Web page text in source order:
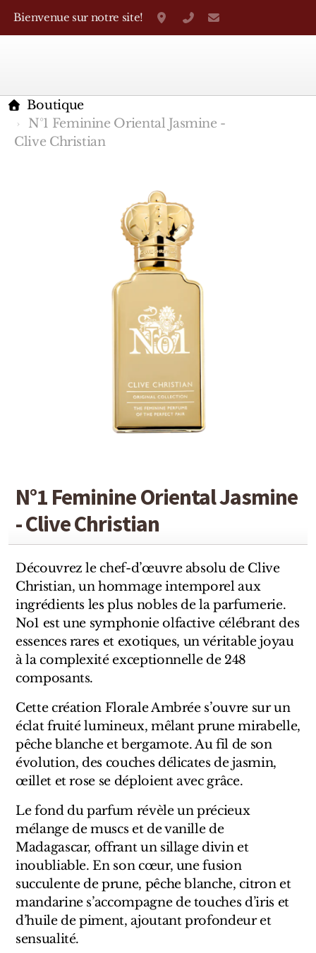
Bienvenue sur notre site! Grand-Rue 38, Genève
+41 22 310 38 75
Boutique
N°1 Feminine Oriental Jasmine -
Clive Christian
N°1 Feminine Oriental Jasmine
- Clive Christian
Découvrez le chef-d’œuvre absolu de Clive
Christian, un hommage intemporel aux
ingrédients les plus nobles de la parfumerie.
No1 est une symphonie olfactive célébrant des
essences rares et exotiques, un véritable joyau
à la complexité exceptionnelle de 248
composants.
Cette création Florale Ambrée s’ouvre sur un
éclat fruité lumineux, mêlant prune mirabelle,
pêche blanche et bergamote. Au fil de son
évolution, des couches délicates de jasmin,
œillet et rose se déploient avec grâce.
Le fond du parfum révèle un précieux
mélange de muscs et de vanille de
Madagascar, offrant un sillage divin et
inoubliable. En son cœur, une fusion
succulente de prune, pêche blanche, citron et
mandarine s’accompagne de touches d’iris et
d’huile de piment, ajoutant profondeur et
sensualité.
Stéphane Humbert Lucas
Perris Monte-carlo
Robert Piguet
Sensatio
Trudon
Eau D'Italie
Santa Maria Novella
Marques Suisses
Créateur Olfactif Genève
Pernoire
Sam William